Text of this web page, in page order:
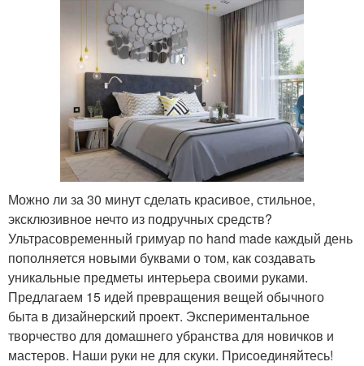
Можно ли за 30 минут сделать красивое, стильное,
эксклюзивное нечто из подручных средств?
Ультрасовременный гримуар по hand made каждый день
пополняется новыми буквами о том, как создавать
уникальные предметы интерьера своими руками.
Предлагаем 15 идей превращения вещей обычного
быта в дизайнерский проект. Экспериментальное
творчество для домашнего убранства для новичков и
мастеров. Наши руки не для скуки. Присоединяйтесь!